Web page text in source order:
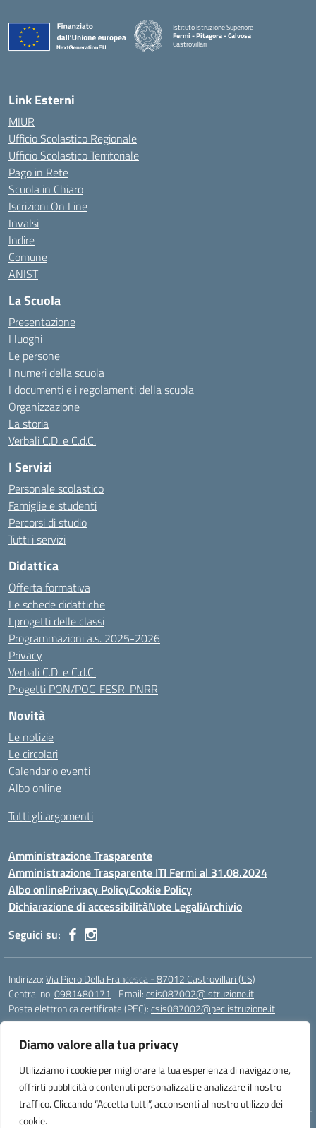
Diamo valore alla tua privacy
Utilizziamo i cookie per migliorare la tua esperienza di navigazione,
offrirti pubblicità o contenuti personalizzati e analizzare il nostro
traffico. Cliccando “Accetta tutti”, acconsenti al nostro utilizzo dei
cookie.
Istituto Istruzione Superiore
Fermi - Pitagora - Calvosa
Castrovillari
Link Esterni
MIUR
Ufficio Scolastico Regionale
Ufficio Scolastico Territoriale
Pago in Rete
Scuola in Chiaro
Iscrizioni On Line
Invalsi
Indire
Comune
ANIST
La Scuola
Presentazione
I luoghi
Le persone
I numeri della scuola
I documenti e i regolamenti della scuola
Organizzazione
La storia
Verbali C.D. e C.d.C.
I Servizi
Personale scolastico
Famiglie e studenti
Percorsi di studio
Tutti i servizi
Didattica
Offerta formativa
Le schede didattiche
I progetti delle classi
Programmazioni a.s. 2025-2026
Privacy
Verbali C.D. e C.d.C.
Progetti PON/POC-FESR-PNRR
Novità
Le notizie
Le circolari
Calendario eventi
Albo online
Tutti gli argomenti
Amministrazione Trasparente
Amministrazione Trasparente ITI Fermi al 31.08.2024
Albo onlinePrivacy PolicyCookie Policy
Dichiarazione di accessibilitàNote LegaliArchivio
Seguici su:
Indirizzo:Via Piero Della Francesca - 87012 Castrovillari (CS)
Centralino:0981480171 Email:csis087002@istruzione.it
Posta elettronica certificata (PEC):csis087002@pec.istruzione.it
Codice meccanografico:CSIS087002
Codice Indice delle Pubbliche Amministrazioni (IPA): PNG4CA8K
Codice unico di fatturazione (CUF): R8N7JA